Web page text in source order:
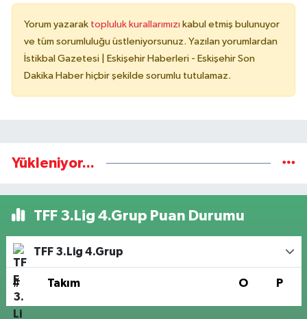
Yorum yazarak topluluk kurallarımızı kabul etmiş bulunuyor
ve tüm sorumluluğu üstleniyorsunuz. Yazılan yorumlardan
İstikbal Gazetesi | Eskişehir Haberleri - Eskişehir Son
Dakika Haber hiçbir şekilde sorumlu tutulamaz.
Yükleniyor...
TFF 3.Lig 4.Grup Puan Durumu
TFF 3.Lig 4.Grup
# Takım O P